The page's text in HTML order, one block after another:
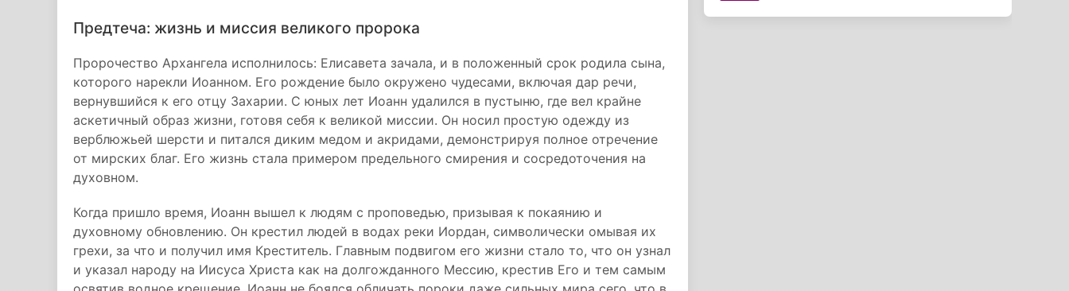
Предтеча: жизнь и миссия великого пророка
Пророчество Архангела исполнилось: Елисавета зачала, и в положенный срок родила сына,
которого нарекли Иоанном. Его рождение было окружено чудесами, включая дар речи,
вернувшийся к его отцу Захарии. С юных лет Иоанн удалился в пустыню, где вел крайне
аскетичный образ жизни, готовя себя к великой миссии. Он носил простую одежду из
верблюжьей шерсти и питался диким медом и акридами, демонстрируя полное отречение
от мирских благ. Его жизнь стала примером предельного смирения и сосредоточения на
духовном.
Когда пришло время, Иоанн вышел к людям с проповедью, призывая к покаянию и
духовному обновлению. Он крестил людей в водах реки Иордан, символически омывая их
грехи, за что и получил имя Креститель. Главным подвигом его жизни стало то, что он узнал
и указал народу на Иисуса Христа как на долгожданного Мессию, крестив Его и тем самым